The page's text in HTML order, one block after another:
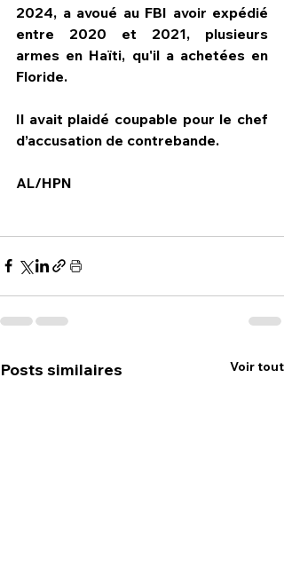
2024, a avoué au FBI avoir expédié
entre 2020 et 2021, plusieurs
armes en Haïti, qu'il a achetées en
Floride.
Il avait plaidé coupable pour le chef
d’accusation de contrebande.
AL/HPN
Posts similaires Voir tout